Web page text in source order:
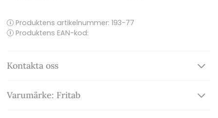
Produktens artikelnummer: 193-77
Produktens EAN-kod:
Kontakta oss
Varumärke: Fritab